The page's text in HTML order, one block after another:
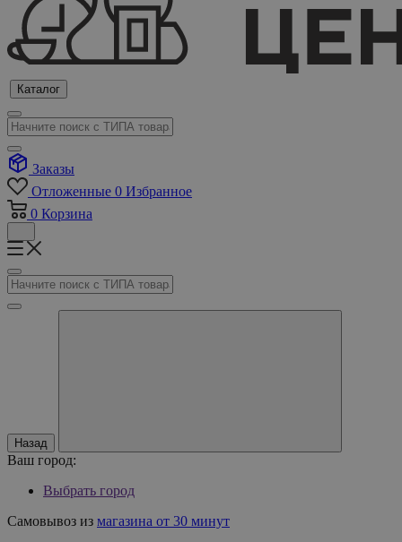
Каталог
Заказы
Отложенные 0 Избранное
0 Корзина
Назад
Ваш город:
Выбрать город
Самовывоз из магазина от 30 минут